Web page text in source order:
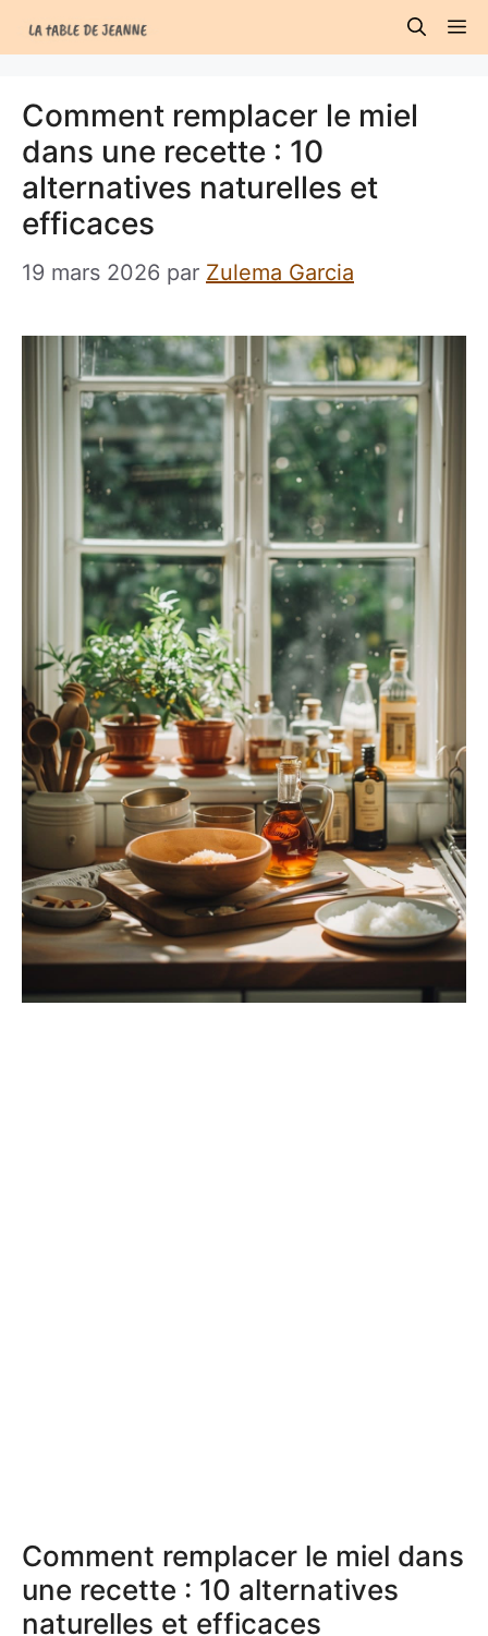
au
Comment remplacer le miel
dans une recette : 10
alternatives naturelles et
efficaces
19 mars 2026 par Zulema Garcia
Comment remplacer le miel dans
une recette : 10 alternatives
naturelles et efficaces